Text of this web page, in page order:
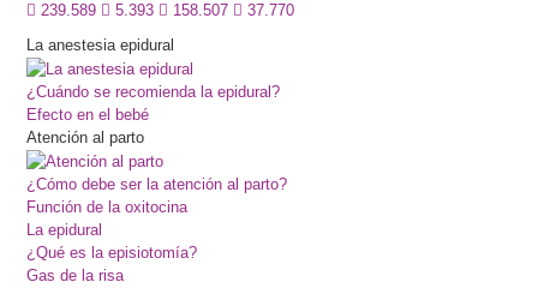
239.589 5.393 158.507
37.770
La anestesia epidural
¿Cuándo se recomienda la epidural?
Efecto en el bebé
Atención al parto
¿Cómo debe ser la atención al parto?
Función de la oxitocina
La epidural
¿Qué es la episiotomía?
Gas de la risa